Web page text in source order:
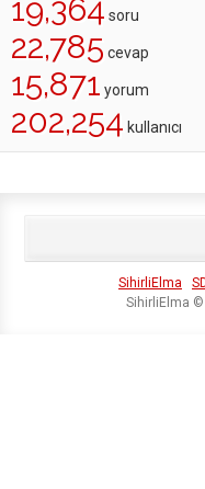
19,364 soru
22,785 cevap
15,871 yorum
202,254 kullanıcı
SihirliElma
SihirliElma ©